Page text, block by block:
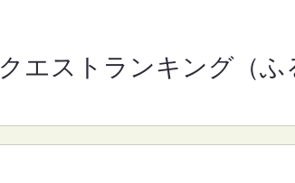
【FM-YRC】となりの崎谷
クエストランキング（